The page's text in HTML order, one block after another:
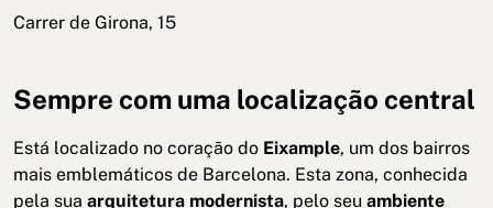
Carrer de Girona, 15
Sempre com uma localização central
Está localizado no coração do Eixample, um dos bairros
mais emblemáticos de Barcelona. Esta zona, conhecida
pela sua arquitetura modernista, pelo seu ambiente